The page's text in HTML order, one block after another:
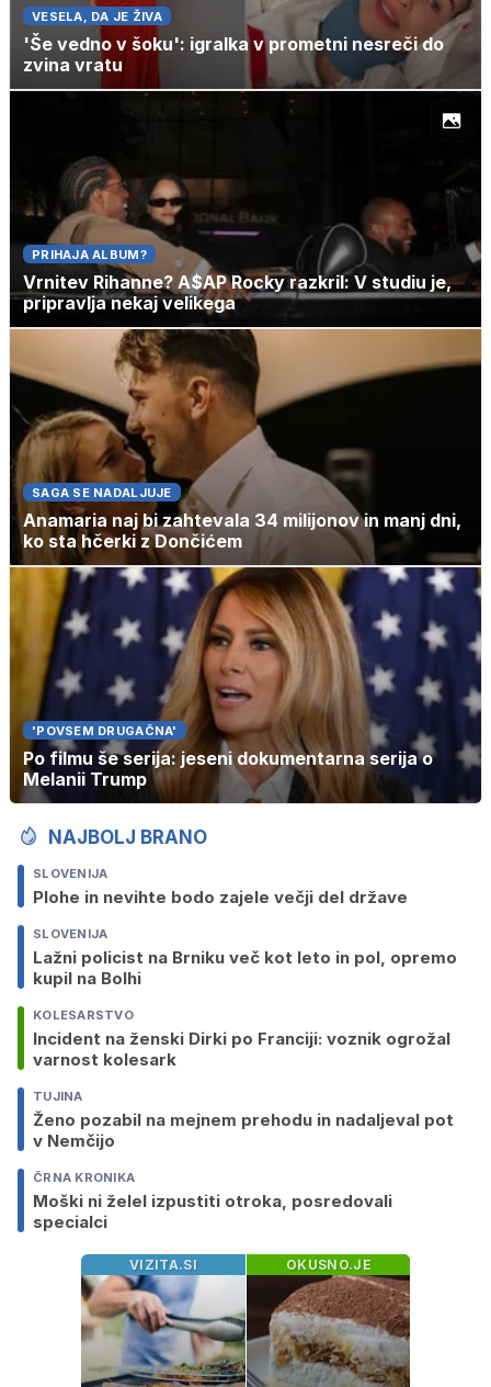
VESELA, DA JE ŽIVA
'Še vedno v šoku': igralka v prometni nesreči do
zvina vratu
PRIHAJA ALBUM?
Vrnitev Rihanne? A$AP Rocky razkril: V studiu je,
pripravlja nekaj velikega
SAGA SE NADALJUJE
Anamaria naj bi zahtevala 34 milijonov in manj dni,
ko sta hčerki z Dončićem
'POVSEM DRUGAČNA'
Po filmu še serija: jeseni dokumentarna serija o
Melanii Trump
NAJBOLJ BRANO
SLOVENIJA
Plohe in nevihte bodo zajele večji del države
SLOVENIJA
Lažni policist na Brniku več kot leto in pol, opremo
kupil na Bolhi
KOLESARSTVO
Incident na ženski Dirki po Franciji: voznik ogrožal
varnost kolesark
TUJINA
Ženo pozabil na mejnem prehodu in nadaljeval pot
v Nemčijo
ČRNA KRONIKA
Moški ni želel izpustiti otroka, posredovali
specialci
VIZITA.SI OKUSNO.JE